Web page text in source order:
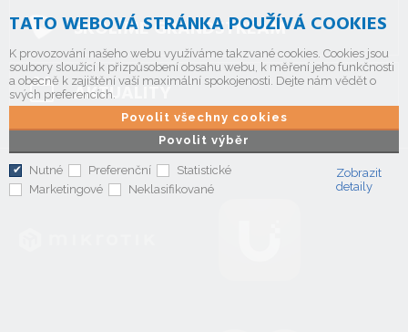
ŠKOLÍME GRANDSTREAM
AKTUALITY
TATO WEBOVÁ STRÁNKA POUŽÍVÁ COOKIES
K provozování našeho webu využíváme takzvané cookies. Cookies jsou
soubory sloužící k přizpůsobení obsahu webu, k měření jeho funkčnosti
a obecně k zajištění vaší maximální spokojenosti. Dejte nám vědět o
svých preferencích.
Povolit výběr
Povolit všechny cookies
Nutné Preferenční
Statistické
Marketingové
Neklasifikované
Zobrazit
detaily